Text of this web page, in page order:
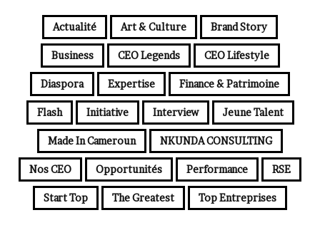
Actualité Art & Culture Brand Story
Business CEO Legends CEO Lifestyle
Diaspora Expertise Finance & Patrimoine
Flash Initiative Interview Jeune Talent
Made In Cameroun NKUNDA CONSULTING
Nos CEO Opportunités Performance RSE
Start Top The Greatest Top Entreprises